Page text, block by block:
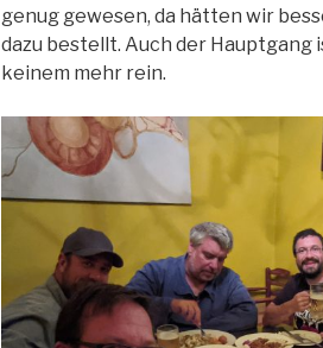
genug gewesen, da hätten wir
dazu bestellt. Auch der Hauptgang
keinem mehr rein.